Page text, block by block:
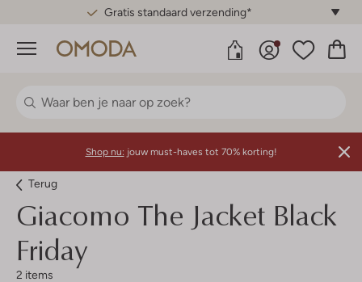
Gratis standaard verzending*
Menu
Shop nu: jouw must-haves tot 70% korting!
Terug
Giacomo The Jacket Black
Friday
2 items